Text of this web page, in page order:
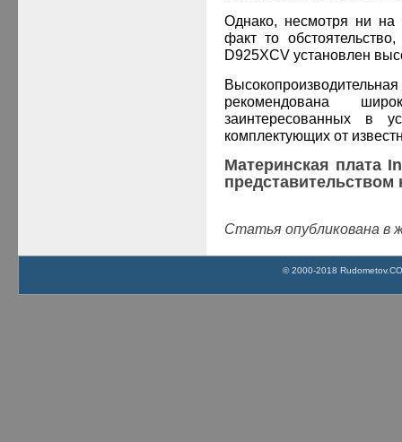
Однако, несмотря ни на
факт то
D925XCV установлен
рекомендована
заинтересованных в
комплектующих от
Материнская плата
представительством
Статья опубликована в
© 2000-2018